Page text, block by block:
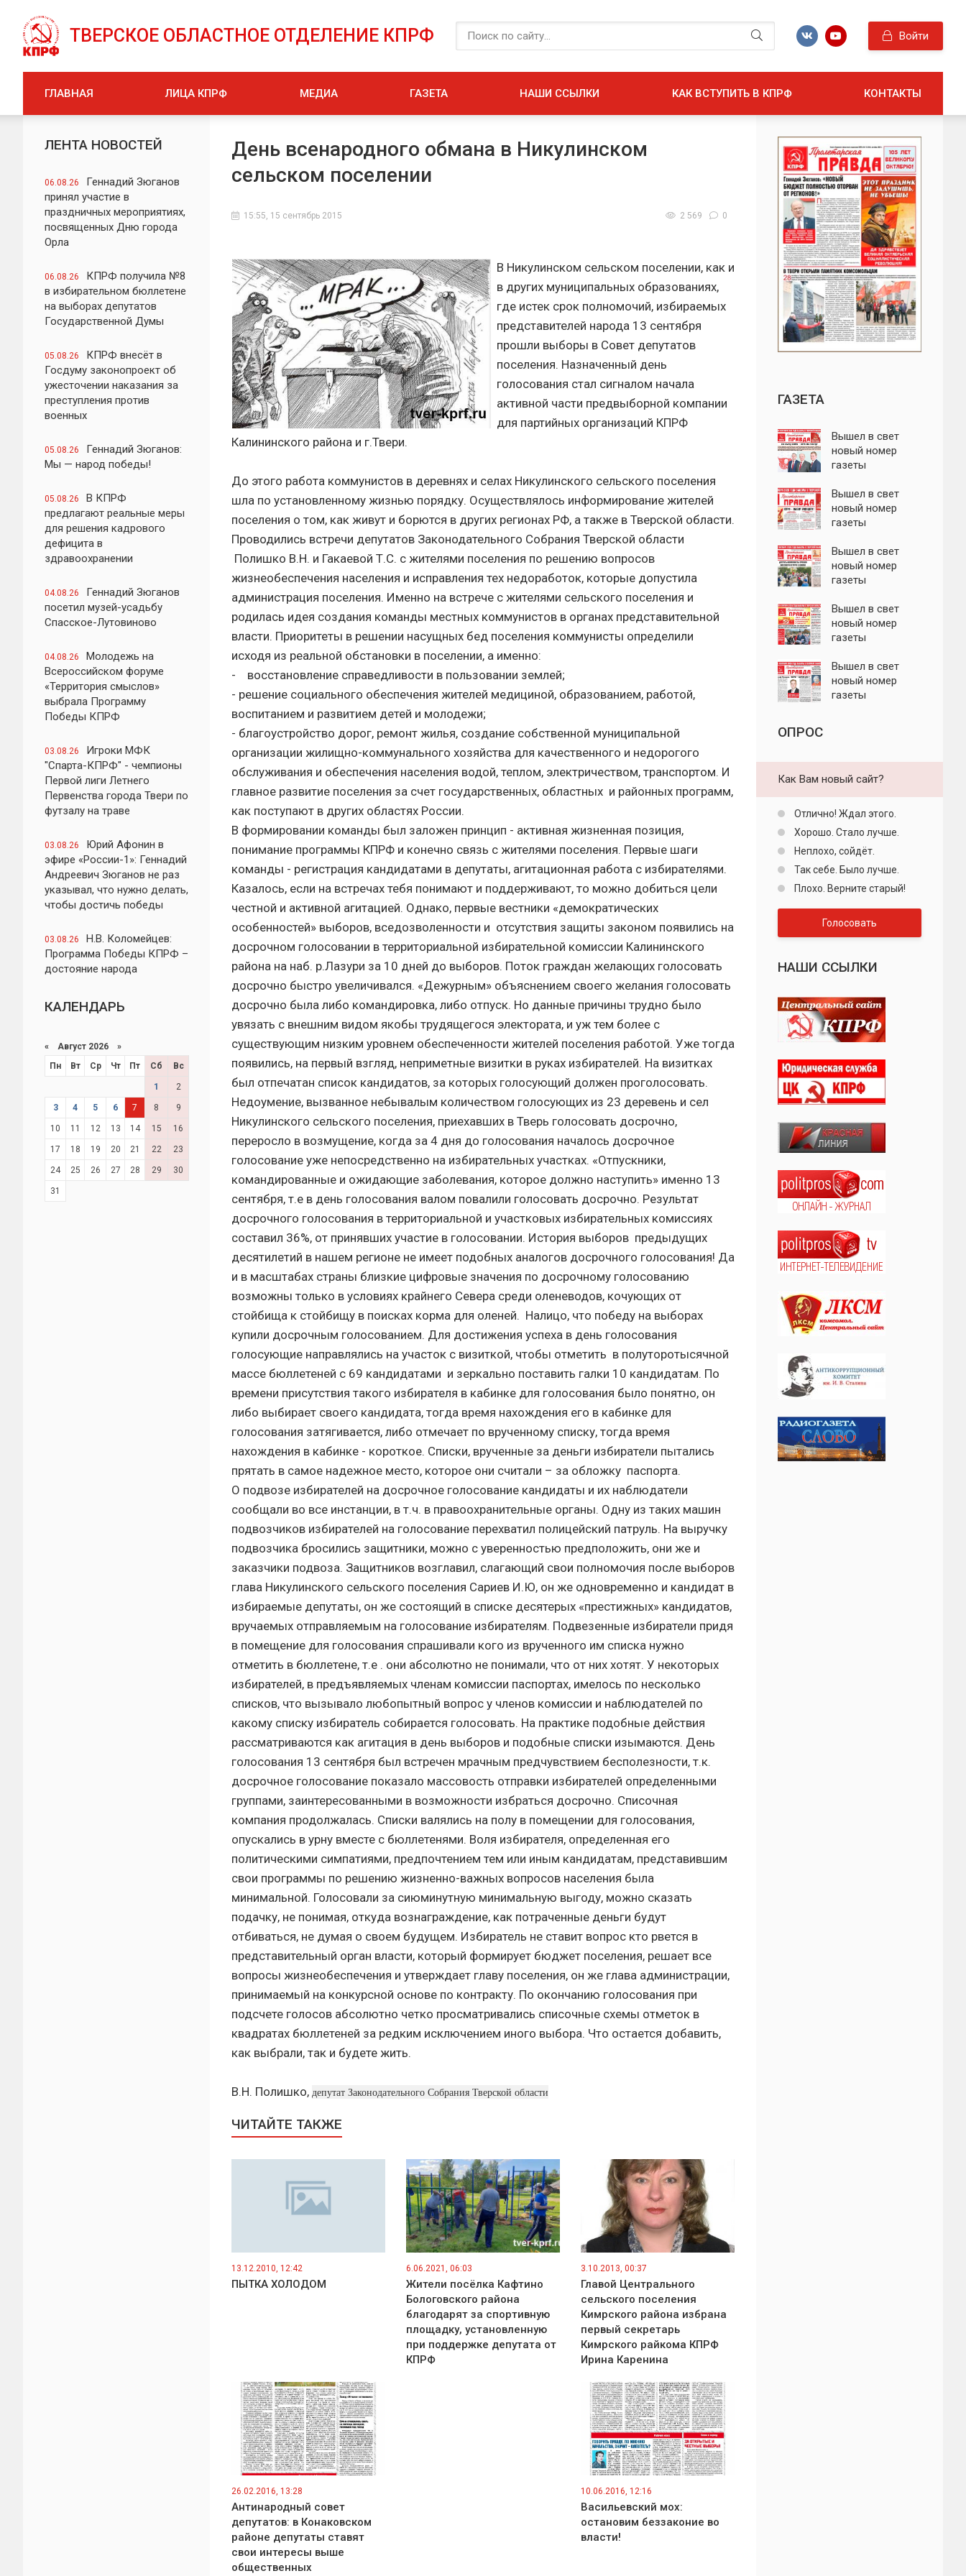
ТВЕРСКОЕ ОБЛАСТНОЕ ОТДЕЛЕНИЕ КПРФ Войти
ГЛАВНАЯ ЛИЦА КПРФ МЕДИА ГАЗЕТА НАШИ ССЫЛКИ КАК ВСТУПИТЬ В КПРФ КОНТАКТЫ
ЛЕНТА НОВОСТЕЙ
06.08.26
Геннадий Зюганов
принял участие в
праздничных мероприятиях,
посвященных Дню города
Орла
06.08.26
КПРФ получила №8
в избирательном бюллетене
на выборах депутатов
Государственной Думы
05.08.26
КПРФ внесёт в
Госдуму законопроект об
ужесточении наказания за
преступления против
военных
05.08.26
Геннадий Зюганов:
Мы — народ победы!
05.08.26
В КПРФ
предлагают реальные меры
для решения кадрового
дефицита в
здравоохранении
04.08.26
Геннадий Зюганов
посетил музей-усадьбу
Спасское-Лутовиново
04.08.26
Молодежь на
Всероссийском форуме
«Территория смыслов»
выбрала Программу
Победы КПРФ
03.08.26
Игроки МФК
"Спарта-КПРФ" - чемпионы
Первой лиги Летнего
Первенства города Твери по
футзалу на траве
03.08.26
Юрий Афонин в
эфире «России-1»: Геннадий
Андреевич Зюганов не раз
указывал, что нужно делать,
чтобы достичь победы
03.08.26
Н.В. Коломейцев:
Программа Победы КПРФ –
достояние народа
КАЛЕНДАРЬ
« Август 2026 »
Пн
Вт Ср Чт Пт Сб Вс
1 2
3 4 5 6 7 8 9
10 11 12 13 14 15 16
17 18 19 20 21 22 23
24 25 26 27 28 29 30
31
День всенародного обмана в Никулинском
сельском поселении
15:55, 15 сентябрь 2015 2 569 0
В Никулинском сельском поселении, как и
в других муниципальных образованиях,
где истек срок полномочий, избираемых
представителей народа 13 сентября
прошли выборы в Совет депутатов
поселения. Назначенный день
голосования стал сигналом начала
активной части предвыборной компании
для партийных организаций КПРФ
Калининского района и г.Твери.
До этого работа коммунистов в деревнях и селах Никулинского сельского поселения
шла по установленному жизнью порядку. Осуществлялось информирование жителей
поселения о том, как живут и борются в других регионах РФ, а также в Тверской области.
Проводились встречи депутатов Законодательного Собрания Тверской области
Полишко В.Н. и Гакаевой Т.С. с жителями поселения по решению вопросов
жизнеобеспечения населения и исправления тех недоработок, которые допустила
администрация поселения. Именно на встрече с жителями сельского поселения и
родилась идея создания команды местных коммунистов в органах представительной
власти. Приоритеты в решении насущных бед поселения коммунисты определили
исходя из реальной обстановки в поселении, а именно:
- восстановление справедливости в пользовании землей;
- решение социального обеспечения жителей медициной, образованием, работой,
воспитанием и развитием детей и молодежи;
- благоустройство дорог, ремонт жилья, создание собственной муниципальной
организации жилищно-коммунального хозяйства для качественного и недорогого
обслуживания и обеспечения населения водой, теплом, электричеством, транспортом. И
главное развитие поселения за счет государственных, областных и районных программ,
как поступают в других областях России.
В формировании команды был заложен принцип - активная жизненная позиция,
понимание программы КПРФ и конечно связь с жителями поселения. Первые шаги
команды - регистрация кандидатами в депутаты, агитационная работа с избирателями.
Казалось, если на встречах тебя понимают и поддерживают, то можно добиться цели
честной и активной агитацией. Однако, первые вестники «демократических
особенностей» выборов, вседозволенности и отсутствия защиты законом появились на
досрочном голосовании в территориальной избирательной комиссии Калининского
района на наб. р.Лазури за 10 дней до выборов. Поток граждан желающих голосовать
досрочно быстро увеличивался. «Дежурным» объяснением своего желания голосовать
досрочно была либо командировка, либо отпуск. Но данные причины трудно было
увязать с внешним видом якобы трудящегося электората, и уж тем более с
существующим низким уровнем обеспеченности жителей поселения работой. Уже тогда
появились, на первый взгляд, неприметные визитки в руках избирателей. На визитках
был отпечатан список кандидатов, за которых голосующий должен проголосовать.
Недоумение, вызванное небывалым количеством голосующих из 23 деревень и сел
Никулинского сельского поселения, приехавших в Тверь голосовать досрочно,
переросло в возмущение, когда за 4 дня до голосования началось досрочное
голосование уже непосредственно на избирательных участках. «Отпускники,
командированные и ожидающие заболевания, которое должно наступить» именно 13
сентября, т.е в день голосования валом повалили голосовать досрочно. Результат
досрочного голосования в территориальной и участковых избирательных комиссиях
составил 36%, от принявших участие в голосовании. История выборов предыдущих
десятилетий в нашем регионе не имеет подобных аналогов досрочного голосования! Да
и в масштабах страны близкие цифровые значения по досрочному голосованию
возможны только в условиях крайнего Севера среди оленеводов, кочующих от
стойбища к стойбищу в поисках корма для оленей. Налицо, что победу на выборах
купили досрочным голосованием. Для достижения успеха в день голосования
голосующие направлялись на участок с визиткой, чтобы отметить в полуторотысячной
массе бюллетеней с 69 кандидатами и зеркально поставить галки 10 кандидатам. По
времени присутствия такого избирателя в кабинке для голосования было понятно, он
либо выбирает своего кандидата, тогда время нахождения его в кабинке для
голосования затягивается, либо отмечает по врученному списку, тогда время
нахождения в кабинке - короткое. Списки, врученные за деньги избиратели пытались
прятать в самое надежное место, которое они считали – за обложку паспорта.
О подвозе избирателей на досрочное голосование кандидаты и их наблюдатели
сообщали во все инстанции, в т.ч. в правоохранительные органы. Одну из таких машин
подвозчиков избирателей на голосование перехватил полицейский патруль. На выручку
подвозчика бросились защитники, можно с уверенностью предположить, они же и
заказчики подвоза. Защитников возглавил, слагающий свои полномочия после выборов
глава Никулинского сельского поселения Сариев И.Ю, он же одновременно и кандидат в
избираемые депутаты, он же состоящий в списке десятерых «престижных» кандидатов,
вручаемых отправляемым на голосование избирателям. Подвезенные избиратели придя
в помещение для голосования спрашивали кого из врученного им списка нужно
отметить в бюллетене, т.е . они абсолютно не понимали, что от них хотят. У некоторых
избирателей, в предъявляемых членам комиссии паспортах, имелось по несколько
списков, что вызывало любопытный вопрос у членов комиссии и наблюдателей по
какому списку избиратель собирается голосовать. На практике подобные действия
рассматриваются как агитация в день выборов и подобные списки изымаются. День
голосования 13 сентября был встречен мрачным предчувствием бесполезности, т.к.
досрочное голосование показало массовость отправки избирателей определенными
группами, заинтересованными в возможности избраться досрочно. Списочная
компания продолжалась. Списки валялись на полу в помещении для голосования,
опускались в урну вместе с бюллетенями. Воля избирателя, определенная его
политическими симпатиями, предпочтением тем или иным кандидатам, представившим
свои программы по решению жизненно-важных вопросов населения была
минимальной. Голосовали за сиюминутную минимальную выгоду, можно сказать
подачку, не понимая, откуда вознаграждение, как потраченные деньги будут
отбиваться, не думая о своем будущем. Избиратель не ставит вопрос кто рвется в
представительный орган власти, который формирует бюджет поселения, решает все
вопросы жизнеобеспечения и утверждает главу поселения, он же глава администрации,
принимаемый на конкурсной основе по контракту. По окончанию голосования при
подсчете голосов абсолютно четко просматривались списочные схемы отметок в
квадратах бюллетеней за редким исключением иного выбора. Что остается добавить,
как выбрали, так и будете жить.
В.Н. Полишко, депутат Законодательного Собрания Тверской области
ЧИТАЙТЕ ТАКЖЕ
13.12.2010, 12:42
ПЫТКА ХОЛОДОМ
6.06.2021, 06:03
Жители посёлка Кафтино
Бологовского района
благодарят за спортивную
площадку, установленную
при поддержке депутата от
КПРФ
3.10.2013, 00:37
Главой Центрального
сельского поселения
Кимрского района избрана
первый секретарь
Кимрского райкома КПРФ
Ирина Каренина
26.02.2016, 13:28
Антинародный совет
депутатов: в Конаковском
районе депутаты ставят
свои интересы выше
общественных
10.06.2016, 12:16
Васильевский мох:
остановим беззаконие во
власти!
ГАЗЕТА
Вышел в свет
новый номер
газеты
правда"
Вышел в свет
новый номер
газеты
правда"
Вышел в свет
новый номер
газеты
правда"
Вышел в свет
новый номер
газеты
правда"
Вышел в свет
новый номер
газеты
ОПРОС
Как Вам новый сайт?
Отлично! Ждал этого.
Хорошо. Стало лучше.
Неплохо, сойдёт.
Так себе. Было лучше.
Плохо. Верните старый!
Голосовать
НАШИ ССЫЛКИ